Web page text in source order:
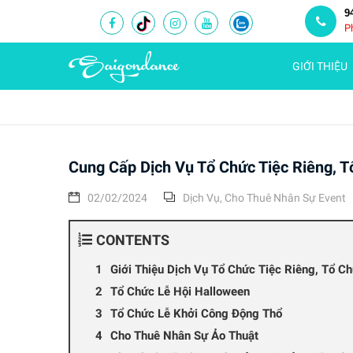
GIỚI THIỆU
Cung Cấp Dịch Vụ Tổ Chức Tiệc Riêng,
02/02/2024 Dịch Vụ, Cho Thuê Nhân Sự Event
CONTENTS
Giới Thiệu Dịch Vụ Tổ Chức Tiệc Riêng, Tổ
Tổ Chức Lễ Hội Halloween
Tổ Chức Lễ Khởi Công Động Thổ
Cho Thuê Nhân Sự Ảo Thuật